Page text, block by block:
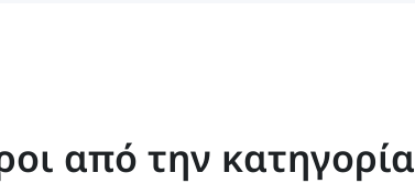
από την κατηγορία